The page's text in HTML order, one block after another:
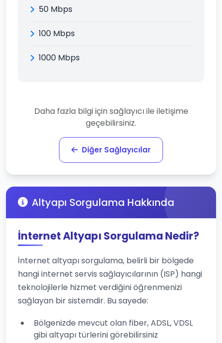
50 Mbps
100 Mbps
1000 Mbps
Daha fazla bilgi için sağlayıcı ile iletişime
geçebilirsiniz.
Diğer Sağlayıcılar
Altyapı Sorgulama Hakkında
İnternet Altyapı Sorgulama Nedir?
İnternet altyapı sorgulama, belirli bir bölgede
hangi internet servis sağlayıcılarının (ISP) hangi
teknolojilerle hizmet verdiğini öğrenmenizi
sağlayan bir sistemdir. Bu sayede:
Bölgenizde mevcut olan fiber, ADSL, VDSL
gibi altyapı türlerini görebilirsiniz